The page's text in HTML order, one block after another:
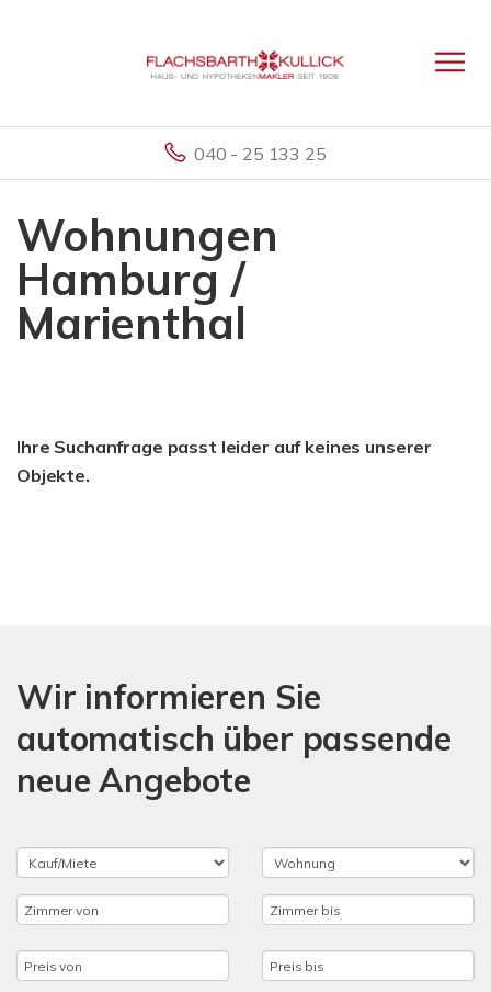
040 - 25 133 25
Wohnungen
Hamburg /
Marienthal
Ihre Suchanfrage passt leider auf keines unserer
Objekte.
Wir informieren Sie
automatisch über passende
neue Angebote